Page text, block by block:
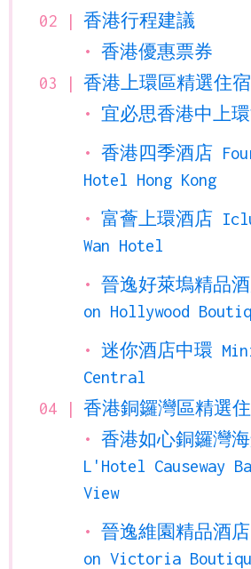
香港行程建議
香港優惠票券
香港上環區精選住
宜必思香港中上
香港四季酒店
Hotel Hong Kong
富薈上環酒店
Wan Hotel
晉逸好萊塢精品
on Hollywood
迷你酒店中環
Central
香港銅鑼灣區精選
香港如心銅鑼灣
L'Hotel Causeway
View
晉逸維園精品酒
on Victoria